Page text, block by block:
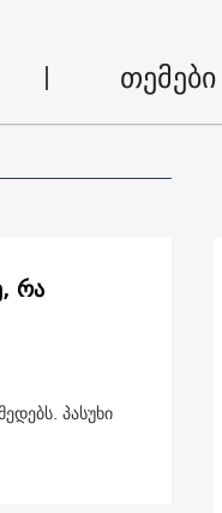
თემები
რა
პასუხი